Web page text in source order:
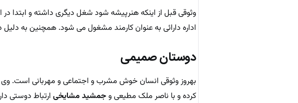
وثوقی قبل از اینکه هنرپیشه شود شغل دیگری داشته و ابتدا در
اداره دارائی به عنوان کارمند مشغول می شود. همچنین به
دوستان صمیمی
بهروز وثوقی انسان خوش مشرب و اجتماعی و مهربانی است. وی
کرده و با ناصر ملک مطیعی وجمشید مشایخی ارتباط دوستی